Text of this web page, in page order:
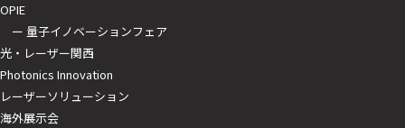
OPIE
ー 量子イノベーションフェア
光・レーザー関西
Photonics Innovation
レーザーソリューション
海外展示会